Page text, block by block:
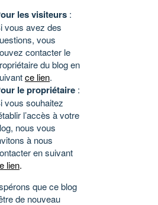
les visiteurs :
vous avez des
vous
contacter le
du blog en
ce lien.
le propriétaire :
vous souhaitez
l’accès à votre
nous vous
à nous
en suivant
lien.
que ce blog
de nouveau